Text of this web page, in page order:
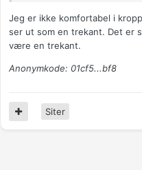
Jeg er ikke komfortabel i
ser ut som en trekant. Det er
være en trekant.
Anonymkode: 01cf5...bf8
Siter